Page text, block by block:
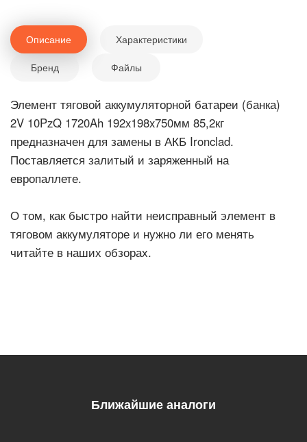
Описание Характеристики
Бренд Файлы
Элемент тяговой аккумуляторной батареи (банка)
2V 10PzQ 1720Ah 192x198x750мм 85,2кг
предназначен для замены в АКБ Ironclad.
Поставляется залитый и заряженный на
европаллете.
О том, как быстро найти неисправный элемент в
тяговом аккумуляторе и нужно ли его менять
читайте в наших обзорах.
Ближайшие аналоги